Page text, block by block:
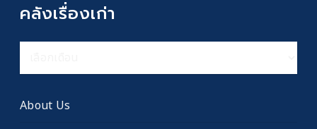
คลังเรื่องเก่า
เรื่อง
About Us